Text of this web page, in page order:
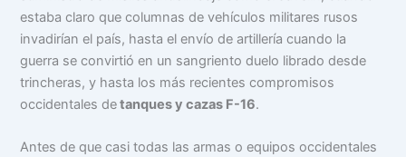
estaba claro que columnas de vehículos militares rusos
invadirían el país, hasta el envío de artillería cuando la
guerra se convirtió en un sangriento duelo librado desde
trincheras, y hasta los más recientes compromisos
occidentales detanques y cazas F-16.
Antes de que casi todas las armas o equipos occidentales